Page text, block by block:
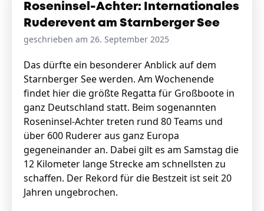
Roseninsel-Achter: Internationales
Ruderevent am Starnberger See
geschrieben am 26. September 2025
Das dürfte ein besonderer Anblick auf dem
Starnberger See werden. Am Wochenende
findet hier die größte Regatta für Großboote in
ganz Deutschland statt. Beim sogenannten
Roseninsel-Achter treten rund 80 Teams und
über 600 Ruderer aus ganz Europa
gegeneinander an. Dabei gilt es am Samstag die
12 Kilometer lange Strecke am schnellsten zu
schaffen. Der Rekord für die Bestzeit ist seit 20
Jahren ungebrochen.